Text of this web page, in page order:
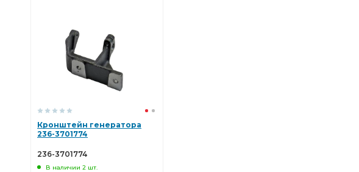
Кронштейн генератора
236-3701774
236-3701774
В наличии 2 шт.